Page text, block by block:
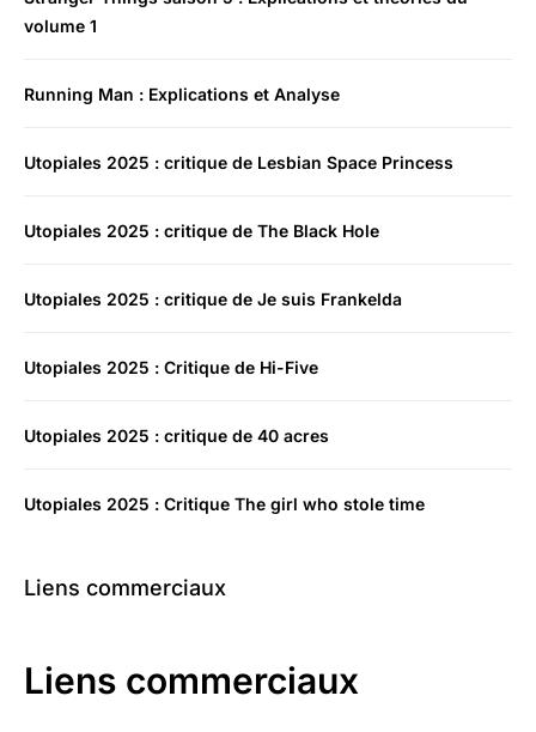
volume 1
Running Man : Explications et Analyse
Utopiales 2025 : critique de Lesbian Space Princess
Utopiales 2025 : critique de The Black Hole
Utopiales 2025 : critique de Je suis Frankelda
Utopiales 2025 : Critique de Hi-Five
Utopiales 2025 : critique de 40 acres
Utopiales 2025 : Critique The girl who stole time
Liens commerciaux
Liens commerciaux